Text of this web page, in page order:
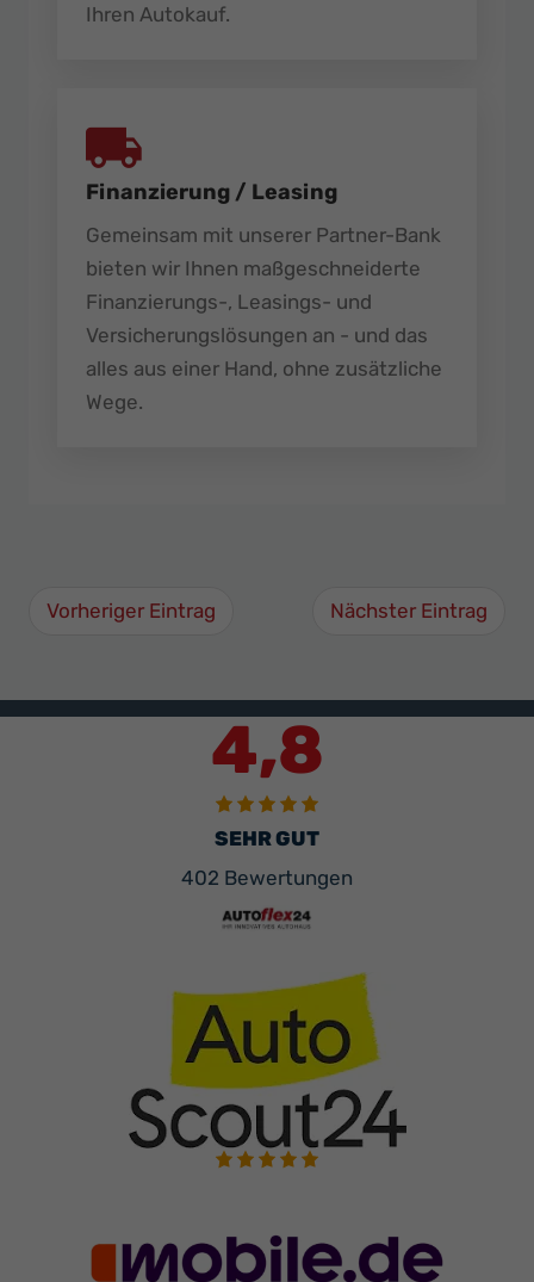
Ihren Autokauf.
Finanzierung / Leasing
Gemeinsam mit unserer Partner-Bank
bieten wir Ihnen maßgeschneiderte
Finanzierungs-, Leasings- und
Versicherungslösungen an - und das
alles aus einer Hand, ohne zusätzliche
Wege.
Vorheriger Eintrag Nächster Eintrag
4,8
SEHR GUT
402 Bewertungen